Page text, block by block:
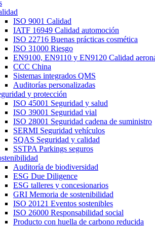
ISO 9001 Calidad
IATF 16949 Calidad automoción
ISO 22716 Buenas prácticas cosmética
ISO 31000 Riesgo
EN9100, EN9110 y EN9120 Calidad
CCC China
Sistemas integrados QMS
Auditorías personalizadas
y protección
ISO 45001 Seguridad y salud
ISO 39001 Seguridad vial
ISO 28001 Seguridad cadena de suministro
SERMI Seguridad vehículos
SQAS Seguridad y calidad
SSTPA Parkings seguros
Auditoría de biodiversidad
ESG Due Diligence
ESG talleres y concesionarios
GRI Memoria de sostenibilidad
ISO 20121 Eventos sostenibles
ISO 26000 Responsabilidad social
Producto con huella de carbono reducida